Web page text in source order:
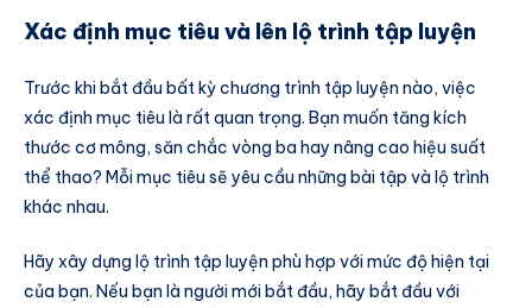
Xác định mục tiêu và lên lộ trình tập luyện
Trước khi bắt đầu bất kỳ chương trình tập luyện nào, việc
xác định mục tiêu là rất quan trọng. Bạn muốn tăng kích
thước cơ mông, săn chắc vòng ba hay nâng cao hiệu suất
thể thao? Mỗi mục tiêu sẽ yêu cầu những bài tập và lộ trình
khác nhau.
Hãy xây dựng lộ trình tập luyện phù hợp với mức độ hiện tại
của bạn. Nếu bạn là người mới bắt đầu, hãy bắt đầu với